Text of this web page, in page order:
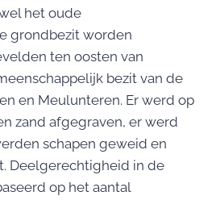
het oude
grondbezit worden
ten oosten van
bezit van de
en Meulunteren. Er werd op
zand afgegraven, er werd
schapen geweid en
Deelgerechtigheid in de
op het aantal